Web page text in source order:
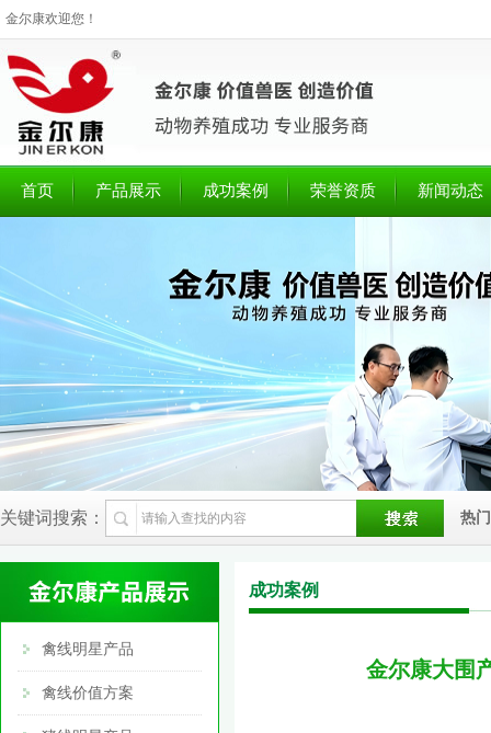
金尔康欢迎您！
首页 产品展示 成功案例 荣誉资质 新闻动态
关键词搜索： 热
成功案例
金尔康大围
禽线明星产品
禽线价值方案